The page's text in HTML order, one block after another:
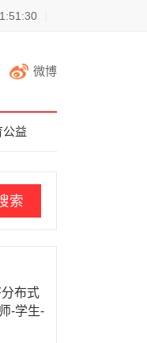
微博
公益
布式
-学生-